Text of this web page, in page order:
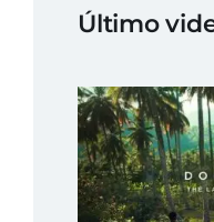
Último